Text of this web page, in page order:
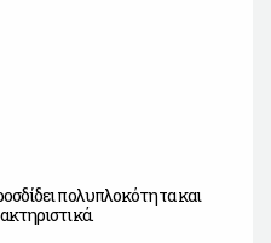
πολυπλοκότητα και